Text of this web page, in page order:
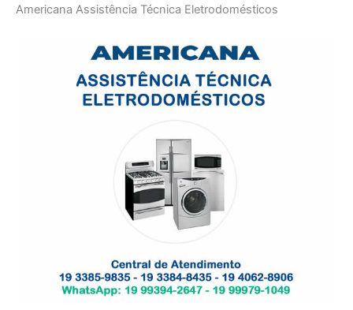
Americana Assistência Técnica Eletrodomésticos